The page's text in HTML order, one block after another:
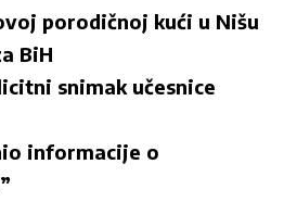
porodičnoj kući u Nišu
BiH
snimak učesnice
informacije o